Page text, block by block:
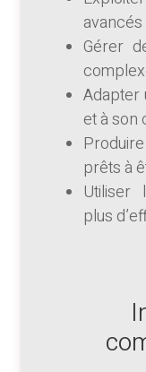
Gérer
Adapter
et à son
prêts à
Utiliser
plus